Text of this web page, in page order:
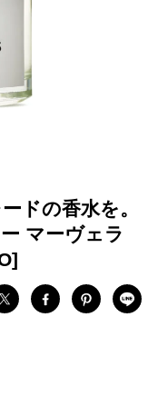
ドの香水を。
マーヴェラ